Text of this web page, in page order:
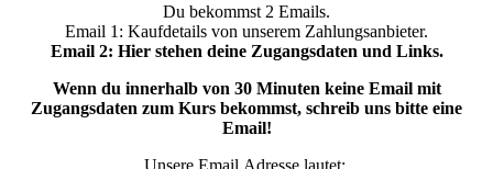
Du bekommst 2 Emails.
Email 1: Kaufdetails von unserem Zahlungsanbieter.
Email 2: Hier stehen deine Zugangsdaten und Links.
Wenn du innerhalb von 30 Minuten keine Email mit
Zugangsdaten zum Kurs bekommst, schreib uns bitte eine
Email!
Unsere Email Adresse lautet: